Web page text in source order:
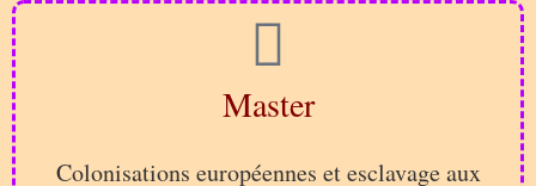
Master
Colonisations européennes et esclavage aux